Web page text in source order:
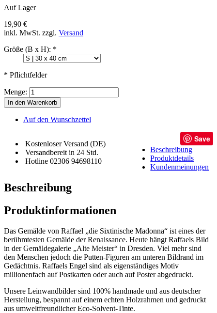
Auf Lager
19,90 €
inkl. MwSt. zzgl. Versand
Größe (B x H): *
* Pflichtfelder
Menge:
In den Warenkorb
Auf den Wunschzettel
Kostenloser Versand (DE)
Versandbereit in 24 Std.
Hotline 02306 94698110
Save
Beschreibung
Produktdetails
Kundenmeinungen
Beschreibung
Produktinformationen
Das Gemälde von Raffael „die Sixtinische Madonna“ ist eines der
berühmtesten Gemälde der Renaissance. Heute hängt Raffaels Bild
in der Gemäldegalerie „Alte Meister“ in Dresden. Viel mehr sind
den Menschen jedoch die Putten-Figuren am unteren Bildrand im
Gedächtnis. Raffaels Engel sind als eigenständiges Motiv
millionenfach auf Postkarten oder auch auf Poster abgedruckt.
Unsere Leinwandbilder sind 100% handmade und aus deutscher
Herstellung, bespannt auf einem echten Holzrahmen und gedruckt
aus umweltfreundlicher Eco-Solvent-Tinte.